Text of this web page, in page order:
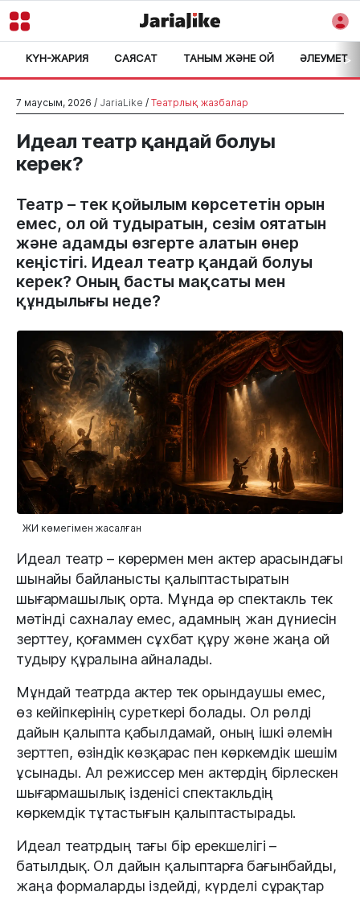
КҮН-ЖАРИЯ САЯСАТ ТАНЫМ ЖӘНЕ ОЙ ӘЛЕУМЕТ>
7 маусым, 2026 / JariaLike / Театрлық жазбалар
Идеал театр қандай болуы
керек?
Театр – тек қойылым көрсететін орын
емес, ол ой тудыратын, сезім оятатын
және адамды өзгерте алатын өнер
кеңістігі. Идеал театр қандай болуы
керек? Оның басты мақсаты мен
құндылығы неде?
ЖИ көмегімен жасалған
Идеал театр – көрермен мен актер арасындағы
шынайы байланысты қалыптастыратын
шығармашылық орта. Мұнда әр спектакль тек
мәтінді сахналау емес, адамның жан дүниесін
зерттеу, қоғаммен сұхбат құру және жаңа ой
тудыру құралына айналады.
Мұндай театрда актер тек орындаушы емес,
өз кейіпкерінің суреткері болады. Ол рөлді
дайын қалыпта қабылдамай, оның ішкі әлемін
зерттеп, өзіндік көзқарас пен көркемдік шешім
ұсынады. Ал режиссер мен актердің бірлескен
шығармашылық ізденісі спектакльдің
көркемдік тұтастығын қалыптастырады.
Идеал театрдың тағы бір ерекшелігі –
батылдық. Ол дайын қалыптарға бағынбайды,
жаңа формаларды іздейді, күрделі сұрақтар